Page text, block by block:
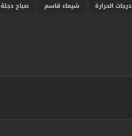
درجات الحرارة شيماء قاسم صباح دجلة